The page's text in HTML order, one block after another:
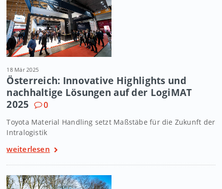
18 Mär 2025
Österreich: Innovative Highlights und
nachhaltige Lösungen auf der LogiMAT
2025
0
Toyota Material Handling setzt Maßstäbe für die Zukunft der
Intralogistik
weiterlesen